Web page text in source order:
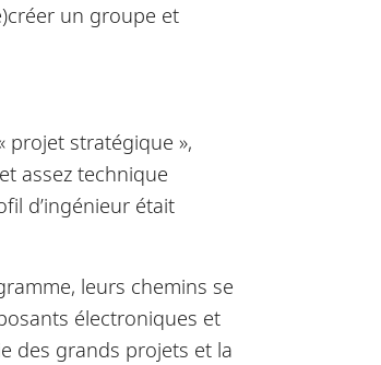
un groupe et
projet stratégique »,
assez technique
d’ingénieur était
leurs chemins se
électroniques et
des grands projets et la